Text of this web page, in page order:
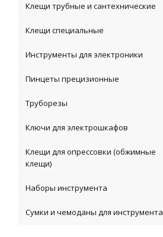
Клещи трубные и сантехнические
Клещи специальные
Инструменты для электроники
Пинцеты прецизионные
Труборезы
Ключи для электрошкафов
Клещи для опрессовки (обжимные
клещи)
Наборы инструмента
Сумки и чемоданы для инструмента